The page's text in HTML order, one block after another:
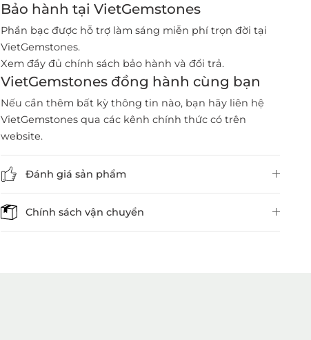
Bảo hành tại VietGemstones
Phần bạc được hỗ trợ làm sáng miễn phí trọn đời tại
VietGemstones.
Xem đầy đủ chính sách bảo hành và đổi trả.
VietGemstones đồng hành cùng bạn
Nếu cần thêm bất kỳ thông tin nào, bạn hãy liên hệ
VietGemstones qua các kênh chính thức có trên
website.
Đánh giá sản phẩm
Chính sách vận chuyển